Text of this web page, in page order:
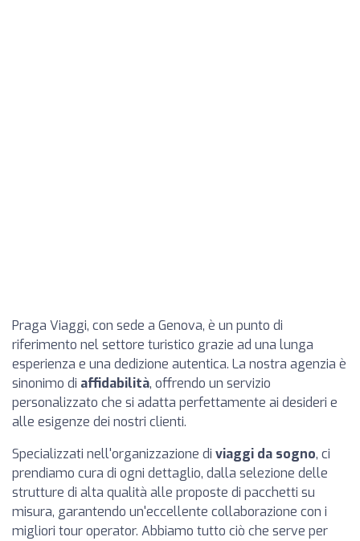
Praga Viaggi, con sede a Genova, è un punto di
riferimento nel settore turistico grazie ad una lunga
esperienza e una dedizione autentica. La nostra agenzia è
sinonimo di affidabilità, offrendo un servizio
personalizzato che si adatta perfettamente ai desideri e
alle esigenze dei nostri clienti.
Specializzati nell'organizzazione di viaggi da sogno, ci
prendiamo cura di ogni dettaglio, dalla selezione delle
strutture di alta qualità alle proposte di pacchetti su
misura, garantendo un'eccellente collaborazione con i
migliori tour operator. Abbiamo tutto ciò che serve per